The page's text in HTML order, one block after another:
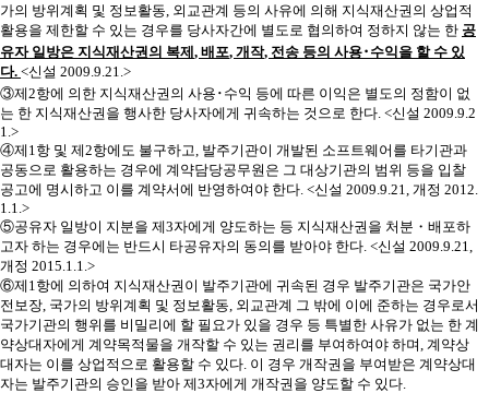
가의 방위계획 및 정보활동, 외교관계 등의 사유에 의해 지식재산권의 상업적
활용을 제한할 수 있는 경우를 당사자간에 별도로 협의하여 정하지 않는 한 공
유자 일방은 지식재산권의 복제 , 배포, 개작, 전송 등의 사용･ 수익을 할 수 있
다. <신설 2009.9.21.>
③제2항에 의한 지식재산권의 사용 ･ 수익 등에 따른 이익은 별도의 정함이 없
는 한 지식재산권을 행사한 당사자에게 귀속하는 것으로 한다. <신설 2009.9.2
1.>
④제 1항 및 제2항에도 불구하고, 발주기관이 개발된 소프트웨어를 타기관과
공동으로 활용하는 경우에 계약담당공무원은 그 대상기관의 범위 등을 입찰
공고에 명시하고 이를 계약서에 반영하여야 한다. <신설 2009.9.21, 개정 2012.
1.1.>
⑤공유자 일방이 지분을 제3자에게 양도하는 등 지식재산권을 처분 ・ 배포하
고자 하는 경우에는 반드시 타공유자의 동의를 받아야 한다. <신설 2009.9.21,
개정 2015.1.1.>
⑥제 1항에 의하여 지식재산권이 발주기관에 귀속된 경우 발주기관은 국가안
전보장, 국가의 방위계획 및 정보활동, 외교관계 그 밖에 이에 준하는 경우로서
국가기관의 행위를 비밀리에 할 필요가 있을 경우 등 특별한 사유가 없는 한 계
약상대자에게 계약목적물을 개작할 수 있는 권리를 부여하여야 하며, 계약상
대자는 이를 상업적으로 활용할 수 있다. 이 경우 개작권을 부여받은 계약상대
자는 발주기관의 승인을 받아 제3자에게 개작권을 양도할 수 있다.